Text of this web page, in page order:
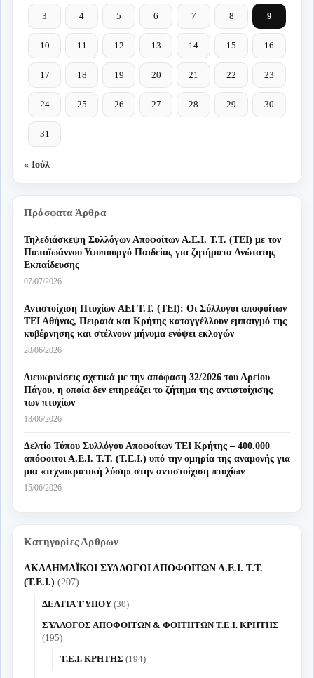
3 4 5 6 7 8 9
10 11 12 13 14 15 16
17 18 19 20 21 22 23
24 25 26 27 28 29 30
31
« Ιούλ
Πρόσφατα Άρθρα
Τηλεδιάσκεψη Συλλόγων Αποφοίτων Α.Ε.Ι. Τ.Τ. (ΤΕΙ) με τον
Παπαϊωάννου Υφυπουργό Παιδείας για ζητήματα Ανώτατης
Εκπαίδευσης
07/07/2026
Αντιστοίχιση Πτυχίων AEI T.T. (ΤΕΙ): Οι Σύλλογοι αποφοίτων
ΤΕΙ Αθήνας, Πειραιά και Κρήτης καταγγέλλουν εμπαιγμό της
κυβέρνησης και στέλνουν μήνυμα ενόψει εκλογών
28/06/2026
Διευκρινίσεις σχετικά με την απόφαση 32/2026 του Αρείου
Πάγου, η οποία δεν επηρεάζει το ζήτημα της αντιστοίχισης
των πτυχίων
18/06/2026
Δελτίο Τύπου Συλλόγου Αποφοίτων ΤΕΙ Κρήτης – 400.000
απόφοιτοι Α.Ε.Ι. Τ.Τ. (Τ.Ε.Ι.) υπό την ομηρία της αναμονής για
μια «τεχνοκρατική λύση» στην αντιστοίχιση πτυχίων
15/06/2026
Κατηγορίες Αρθρων
ΑΚΑΔΗΜΑΪΚΟΙ ΣΥΛΛΟΓΟΙ ΑΠΟΦΟΙΤΩΝ Α.Ε.Ι. Τ.Τ.
(Τ.Ε.Ι.) (207)
ΔΕΛΤΙΑ ΤΎΠΟΥ (30)
ΣΥΛΛΟΓΟΣ ΑΠΟΦΟΙΤΩΝ & ΦΟΙΤΗΤΩΝ Τ.Ε.Ι. ΚΡΗΤΗΣ
(195)
Τ.Ε.Ι. ΚΡΗΤΗΣ (194)